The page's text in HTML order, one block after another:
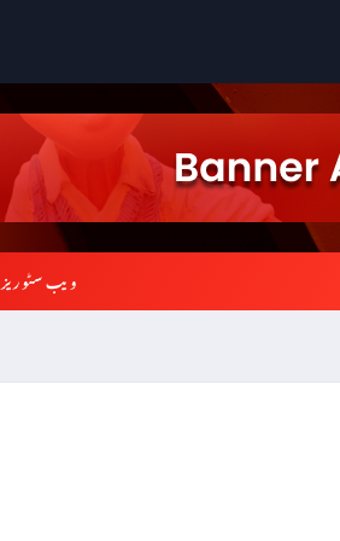
ویب سٹوریز